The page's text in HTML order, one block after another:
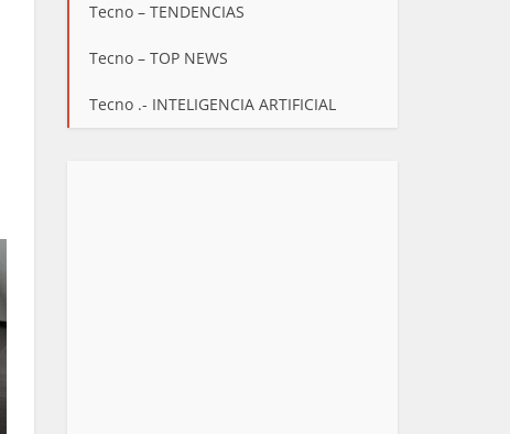
Tecno – TENDENCIAS
Tecno – TOP NEWS
Tecno .- INTELIGENCIA ARTIFICIAL